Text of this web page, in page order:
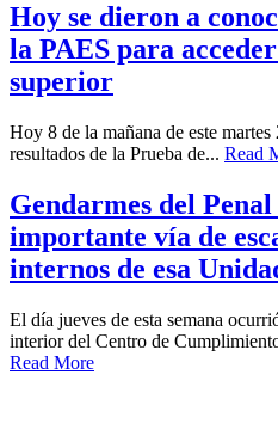
Hoy se dieron a
la PAES para
superior
Hoy 8 de la mañana de este
resultados de la Prueba de... Read
Gendarmes del
importante vía de
internos de esa
El día jueves de esta semana
interior del Centro de
Read More